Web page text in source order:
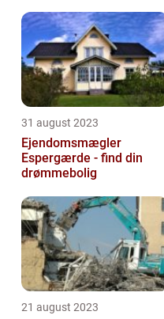
31 august 2023
Ejendomsmægler
Espergærde - find din
drømmebolig
21 august 2023